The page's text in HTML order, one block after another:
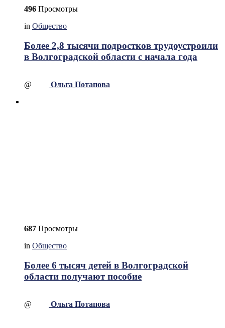
496 Просмотры
in Общество
Более 2,8 тысячи подростков трудоустроили
в Волгоградской области с начала года
@ Ольга Потапова
687 Просмотры
in Общество
Более 6 тысяч детей в Волгоградской
области получают пособие
@ Ольга Потапова